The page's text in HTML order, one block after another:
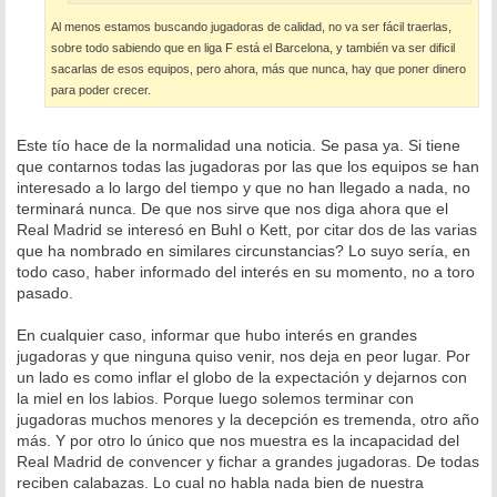
Al menos estamos buscando jugadoras de calidad, no va ser fácil traerlas,
sobre todo sabiendo que en liga F está el Barcelona, y también va ser dificil
sacarlas de esos equipos, pero ahora, más que nunca, hay que poner dinero
para poder crecer.
Este tío hace de la normalidad una noticia. Se pasa ya. Si tiene
que contarnos todas las jugadoras por las que los equipos se han
interesado a lo largo del tiempo y que no han llegado a nada, no
terminará nunca. De que nos sirve que nos diga ahora que el
Real Madrid se interesó en Buhl o Kett, por citar dos de las varias
que ha nombrado en similares circunstancias? Lo suyo sería, en
todo caso, haber informado del interés en su momento, no a toro
pasado.
En cualquier caso, informar que hubo interés en grandes
jugadoras y que ninguna quiso venir, nos deja en peor lugar. Por
un lado es como inflar el globo de la expectación y dejarnos con
la miel en los labios. Porque luego solemos terminar con
jugadoras muchos menores y la decepción es tremenda, otro año
más. Y por otro lo único que nos muestra es la incapacidad del
Real Madrid de convencer y fichar a grandes jugadoras. De todas
reciben calabazas. Lo cual no habla nada bien de nuestra